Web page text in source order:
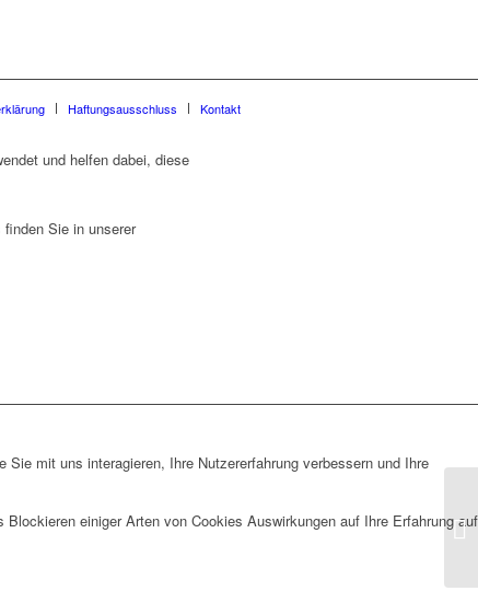
Haftungsausschluss Kontakt
und helfen dabei, diese
Sie in unserer
mit uns interagieren, Ihre Nutzererfahrung verbessern und Ihre
einiger Arten von Cookies Auswirkungen auf Ihre Erfahrung auf